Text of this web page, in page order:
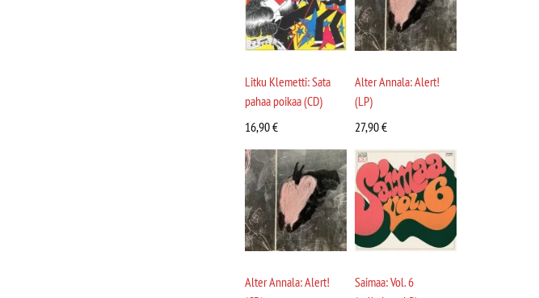
Litku Klemetti: Sata
pahaa poikaa (CD)
16,90€
Alter Annala: Alert!
(LP)
27,90€
Alter Annala: Alert!
Saimaa: Vol. 6